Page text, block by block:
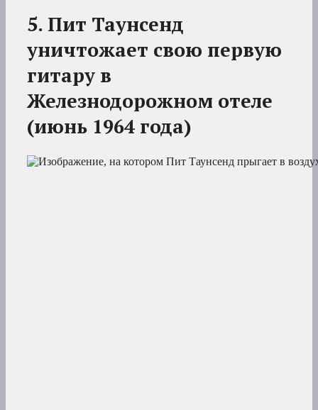
5. Пит Таунсенд
уничтожает свою первую
гитару в
Железнодорожном отеле
(июнь 1964 года)